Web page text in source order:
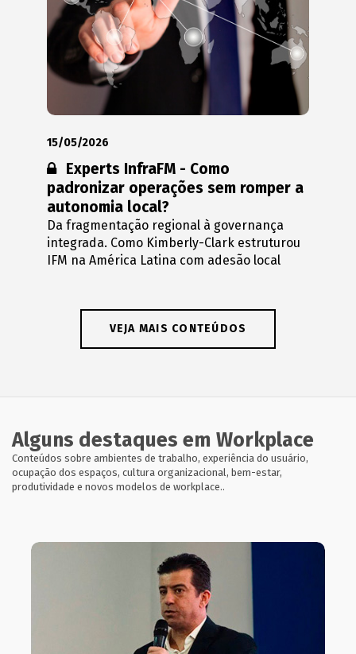
15/05/2026
Conteúdo restrito:
Experts InfraFM - Como
padronizar operações sem romper a
autonomia local?
Da fragmentação regional à governança
integrada. Como Kimberly-Clark estruturou
IFM na América Latina com adesão local
VEJA MAIS CONTEÚDOS
Alguns destaques em Workplace
Conteúdos sobre ambientes de trabalho, experiência do usuário,
ocupação dos espaços, cultura organizacional, bem-estar,
produtividade e novos modelos de workplace..